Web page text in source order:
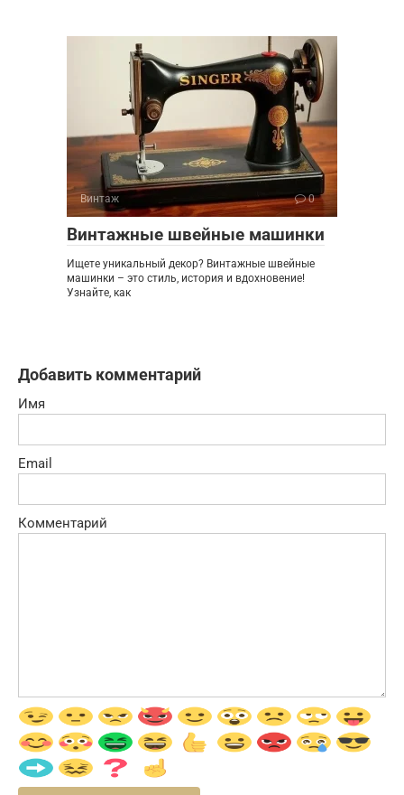
Винтаж 0
Винтажные швейные машинки
Ищете уникальный декор? Винтажные швейные
машинки – это стиль, история и вдохновение!
Узнайте, как
Добавить комментарий
Имя
Email
Комментарий